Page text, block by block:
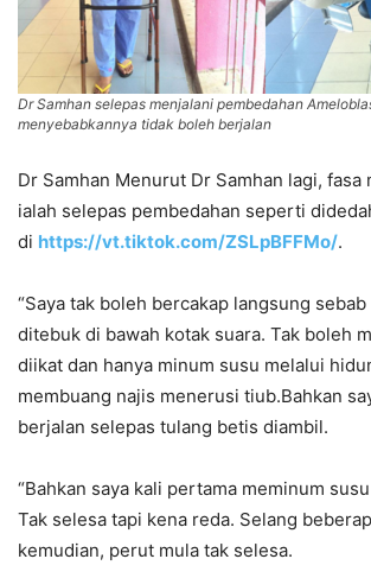
Dr Samhan selepas menjalani pembedahan
menyebabkannya tidak boleh berjalan
Dr Samhan Menurut Dr Samhan lagi, fasa
ialah selepas pembedahan seperti
di https://vt.tiktok.com/ZSLpBFFMo/.
“Saya tak boleh bercakap langsung
ditebuk di bawah kotak suara. Tak boleh
diikat dan hanya minum susu melalui
membuang najis menerusi tiub.Bahkan
berjalan selepas tulang betis diambil.
“Bahkan saya kali pertama meminum
Tak selesa tapi kena reda. Selang
kemudian, perut mula tak selesa.